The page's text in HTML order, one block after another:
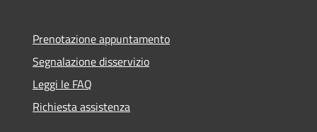
Prenotazione appuntamento
Segnalazione disservizio
Leggi le FAQ
Richiesta assistenza